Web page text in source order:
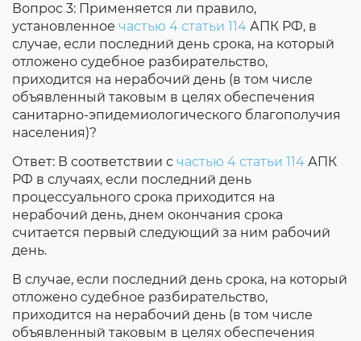
Вопрос 3: Применяется ли правило,
установленное частью 4 статьи 114 АПК РФ, в
случае, если последний день срока, на который
отложено судебное разбирательство,
приходится на нерабочий день (в том числе
объявленный таковым в целях обеспечения
санитарно-эпидемиологического благополучия
населения)?
Ответ: В соответствии с частью 4 статьи 114 АПК
РФ в случаях, если последний день
процессуального срока приходится на
нерабочий день, днем окончания срока
считается первый следующий за ним рабочий
день.
В случае, если последний день срока, на который
отложено судебное разбирательство,
приходится на нерабочий день (в том числе
объявленный таковым в целях обеспечения